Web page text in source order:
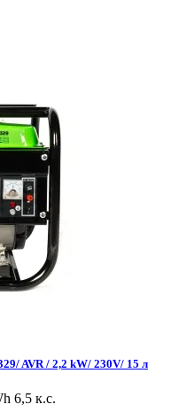
AVR / 2,2 kW/ 230V/ 15 л
6,5 к.с.